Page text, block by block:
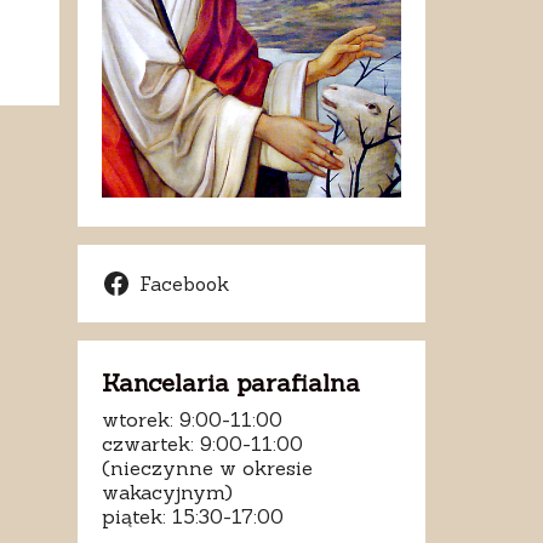
Facebook
Kancelaria parafialna
wtorek: 9:00-11:00
czwartek: 9:00-11:00
(nieczynne w okresie
wakacyjnym)
piątek: 15:30-17:00